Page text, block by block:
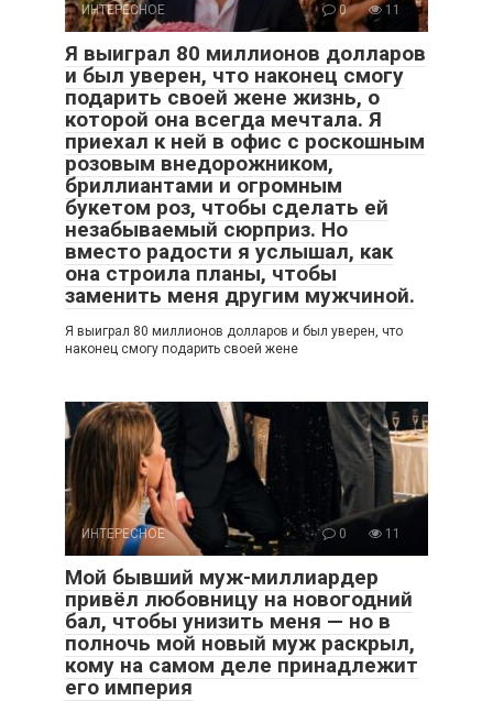
ИНТЕРЕСНОЕ 0 11
Я выиграл 80 миллионов долларов
и был уверен, что наконец смогу
подарить своей жене жизнь, о
которой она всегда мечтала. Я
приехал к ней в офис с роскошным
розовым внедорожником,
бриллиантами и огромным
букетом роз, чтобы сделать ей
незабываемый сюрприз. Но
вместо радости я услышал, как
она строила планы, чтобы
заменить меня другим мужчиной.
Я выиграл 80 миллионов долларов и был уверен, что
наконец смогу подарить своей жене
ИНТЕРЕСНОЕ 0 11
Мой бывший муж-миллиардер
привёл любовницу на новогодний
бал, чтобы унизить меня — но в
полночь мой новый муж раскрыл,
кому на самом деле принадлежит
его империя